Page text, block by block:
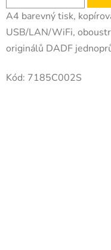
A4 barevný tisk,
USB/LAN/WiFi,
originálů DADF
Kód: 7185C002S